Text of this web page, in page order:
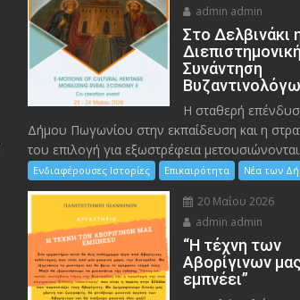
admin admin
Στο Δελβινάκι
Διεπιστημονική
Συνάντηση
Η σταθερή
Δήμου Πωγωνίου στην εκπαίδευση και η
του επιλογή για εξωστρέφεια
Ενδιαφέρουσες Ιστορίες Επικαιρότητα Νέα των
20 Μαΐου 2026
admin admin
“Η τέχνη των
Αβορίγινων μας
εμπνέει”